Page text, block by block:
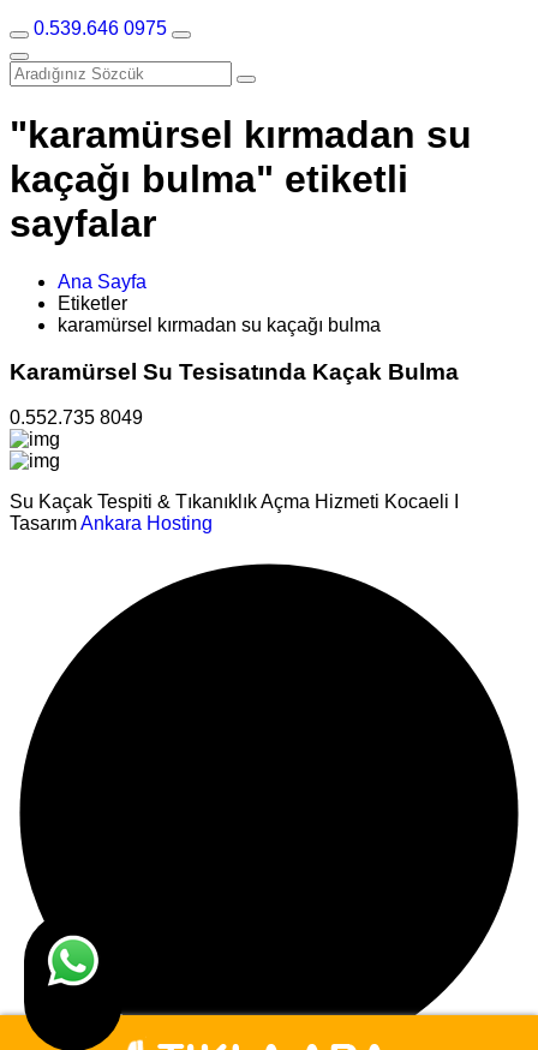
0.539.646 0975
"karamürsel kırmadan su
kaçağı bulma" etiketli
sayfalar
Ana Sayfa
Etiketler
karamürsel kırmadan su kaçağı bulma
Karamürsel Su Tesisatında Kaçak Bulma
0.552.735 8049
Su Kaçak Tespiti & Tıkanıklık Açma Hizmeti Kocaeli I
TasarımAnkara Hosting